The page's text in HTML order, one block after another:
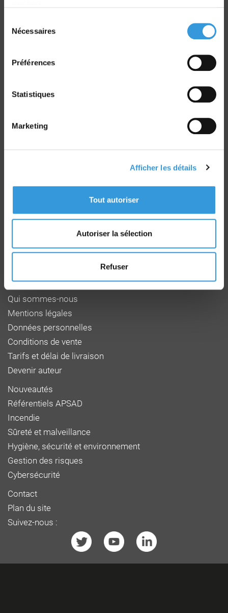
Nécessaires
Préférences
Statistiques
Marketing
Afficher les détails
Tout autoriser
Autoriser la sélection
Refuser
CB - Virement - Chèque
Groupe CNPP
Route de la Chapelle Réanville
CD 64 - CS22265
www.cnpp.com
www.faceaurisque.com
Foire aux questions
Qui sommes-nous
Mentions légales
Données personnelles
Conditions de vente
Tarifs et délai de livraison
Devenir auteur
Nouveautés
Référentiels APSAD
Incendie
Sûreté et malveillance
Hygiène, sécurité et environnement
Gestion des risques
Cybersécurité
Contact
Plan du site
Suivez-nous :